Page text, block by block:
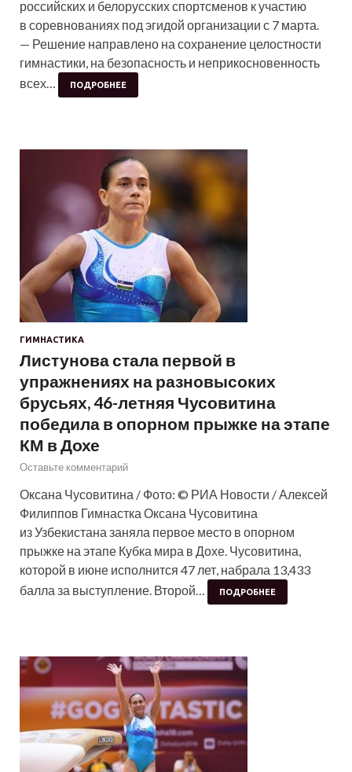
российских и белорусских спортсменов к участию
в соревнованиях под эгидой организации с 7 марта.
— Решение направлено на сохранение целостности
гимнастики, на безопасность и неприкосновенность
всех…
ПОДРОБНЕЕ
ГИМНАСТИКА
Листунова стала первой в
упражнениях на разновысоких
брусьях, 46-летняя Чусовитина
победила в опорном прыжке на этапе
КМ в Дохе
Оставьте комментарий
Оксана Чусовитина / Фото: © РИА Новости / Алексей
Филиппов Гимнастка Оксана Чусовитина
из Узбекистана заняла первое место в опорном
прыжке на этапе Кубка мира в Дохе. Чусовитина,
которой в июне исполнится 47 лет, набрала 13,433
балла за выступление. Второй…
ПОДРОБНЕЕ